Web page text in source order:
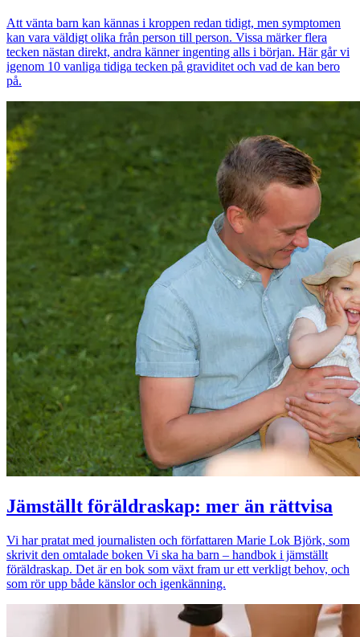
Att vänta barn kan kännas i kroppen redan tidigt, men symptomen
kan vara väldigt olika från person till person. Vissa märker flera
tecken nästan direkt, andra känner ingenting alls i början. Här går vi
igenom 10 vanliga tidiga tecken på graviditet och vad de kan bero
på.
Jämställt föräldraskap: mer än rättvisa
Vi har pratat med journalisten och författaren Marie Lok Björk, som
skrivit den omtalade boken Vi ska ha barn – handbok i jämställt
föräldraskap. Det är en bok som växt fram ur ett verkligt behov, och
som rör upp både känslor och igenkänning.